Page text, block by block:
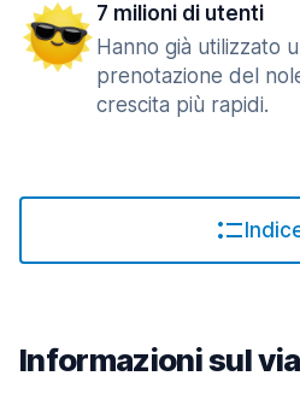
7 milioni di utenti
Hanno già utilizzato
prenotazione del
crescita più rapidi.
Informazioni sul